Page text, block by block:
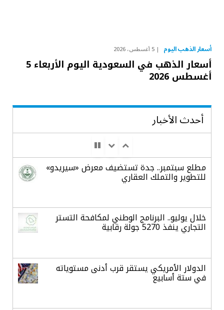
أسعار الذهب اليوم 5 أغسطس، 2026
أسعار الذهب في السعودية اليوم الأربعاء 5
أغسطس 2026
أحدث الأخبار
مطلع سبتمبر.. جدة تستضيف معرض «سيريدو»
للتطوير والتملك العقاري
خلال يوليو.. البرنامج الوطني لمكافحة التستر
التجاري ينفذ 5270 جولة رقابية
الدولار الأمريكي يستقر قرب أدنى مستوياته
في ستة أسابيع